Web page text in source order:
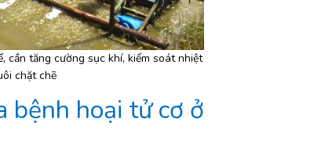
cần tăng cường sục khí, kiểm soát nhiệt
chặt chẽ
bệnh hoại tử cơ ở